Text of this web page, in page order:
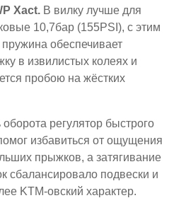
Xact. В вилку лучше для
10,7бар (155PSI), с этим
обеспечивает
в извилистых колеях и
пробою на жёстких
регулятор быстрого
избавиться от ощущения
прыжков, а затягивание
сбалансировало подвески и
KTM-овский характер.